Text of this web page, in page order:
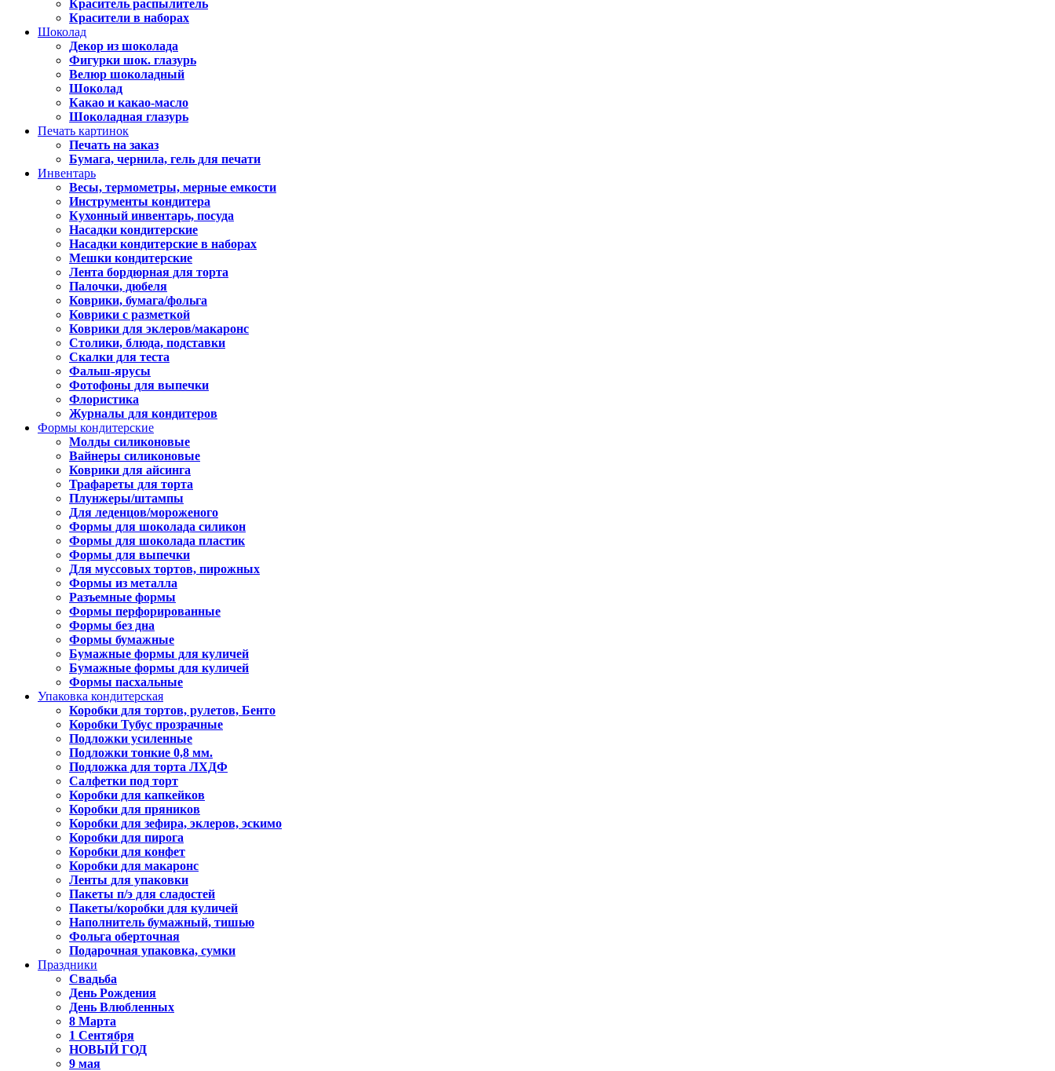
Краситель распылитель
Красители в наборах
Шоколад
Декор из шоколада
Фигурки шок. глазурь
Велюр шоколадный
Шоколад
Какао и какао-масло
Шоколадная глазурь
Печать картинок
Печать на заказ
Бумага, чернила, гель для печати
Инвентарь
Весы, термометры, мерные емкости
Инструменты кондитера
Кухонный инвентарь, посуда
Насадки кондитерские
Насадки кондитерские в наборах
Мешки кондитерские
Лента бордюрная для торта
Палочки, дюбеля
Коврики, бумага/фольга
Коврики с разметкой
Коврики для эклеров/макаронс
Столики, блюда, подставки
Скалки для теста
Фальш-ярусы
Фотофоны для выпечки
Флористика
Журналы для кондитеров
Формы кондитерские
Молды силиконовые
Вайнеры силиконовые
Коврики для айсинга
Трафареты для торта
Плунжеры/штампы
Для леденцов/мороженого
Формы для шоколада силикон
Формы для шоколада пластик
Формы для выпечки
Для муссовых тортов, пирожных
Формы из металла
Разъемные формы
Формы перфорированные
Формы без дна
Формы бумажные
Бумажные формы для куличей
Бумажные формы для куличей
Формы пасхальные
Упаковка кондитерская
Коробки для тортов, рулетов, Бенто
Коробки Тубус прозрачные
Подложки усиленные
Подложки тонкие 0,8 мм.
Подложка для торта ЛХДФ
Салфетки под торт
Коробки для капкейков
Коробки для пряников
Коробки для зефира, эклеров, эскимо
Коробки для пирога
Коробки для конфет
Коробки для макаронс
Ленты для упаковки
Пакеты п/э для сладостей
Пакеты/коробки для куличей
Наполнитель бумажный, тишью
Фольга оберточная
Подарочная упаковка, сумки
Праздники
Свадьба
День Рождения
День Влюбленных
8 Марта
1 Сентября
НОВЫЙ ГОД
9 мая